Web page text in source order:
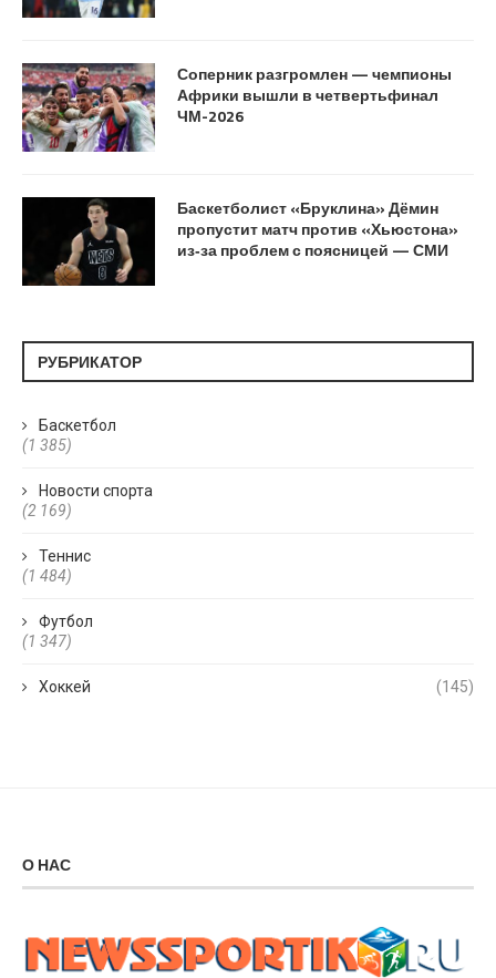
Соперник разгромлен — чемпионы
Африки вышли в четвертьфинал
ЧМ-2026
Баскетболист «Бруклина» Дёмин
пропустит матч против «Хьюстона»
из‑за проблем с поясницей — СМИ
РУБРИКАТОР
Баскетбол
(1 385)
Новости спорта
(2 169)
Теннис
(1 484)
Футбол
(1 347)
Хоккей (145)
О НАС